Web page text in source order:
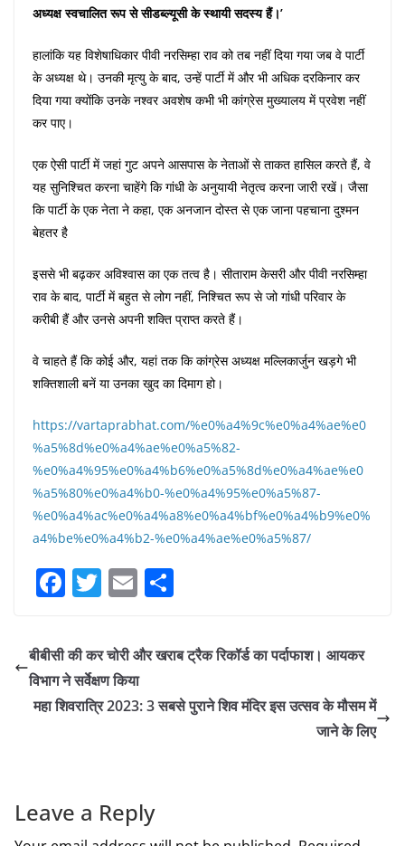
अध्यक्ष स्वचालित रूप से सीडब्ल्यूसी के स्थायी सदस्य हैं।’
हालांकि यह विशेषाधिकार पीवी नरसिम्हा राव को तब नहीं दिया गया जब वे पार्टी
के अध्यक्ष थे। उनकी मृत्यु के बाद, उन्हें पार्टी में और भी अधिक दरकिनार कर
दिया गया क्योंकि उनके नश्वर अवशेष कभी भी कांग्रेस मुख्यालय में प्रवेश नहीं
कर पाए।
एक ऐसी पार्टी में जहां गुट अपने आसपास के नेताओं से ताकत हासिल करते हैं, वे
यह सुनिश्चित करना चाहेंगे कि गांधी के अनुयायी नेतृत्व करना जारी रखें। जैसा
कि पार्टी के एक नेता ने कहा, एक अनजान दोस्त से एक जाना पहचाना दुश्मन
बेहतर है
इससे भी बढ़कर अविश्वास का एक तत्व है। सीताराम केसरी और पीवी नरसिम्हा
राव के बाद, पार्टी में बहुत से लोग नहीं, निश्चित रूप से जो गांधी परिवार के
करीबी हैं और उनसे अपनी शक्ति प्राप्त करते हैं।
वे चाहते हैं कि कोई और, यहां तक कि कांग्रेस अध्यक्ष मल्लिकार्जुन खड़गे भी
शक्तिशाली बनें या उनका खुद का दिमाग हो।
https://vartaprabhat.com/%e0%a4%9c%e0%a4%ae%e0
%a5%8d%e0%a4%ae%e0%a5%82-
%e0%a4%95%e0%a4%b6%e0%a5%8d%e0%a4%ae%e0
%a5%80%e0%a4%b0-%e0%a4%95%e0%a5%87-
%e0%a4%ac%e0%a4%a8%e0%a4%bf%e0%a4%b9%e0%
a4%be%e0%a4%b2-%e0%a4%ae%e0%a5%87/
F
a
c
e
b
T
w
itt
er
E
m
ai
l
ar
e
बीबीसी की कर चोरी और खराब ट्रैक रिकॉर्ड का पर्दाफाश। आयकर
विभाग ने सर्वेक्षण किया
महा शिवरात्रि 2023: 3 सबसे पुराने शिव मंदिर इस उत्सव के मौसम में
जाने के लिए
Leave a Reply